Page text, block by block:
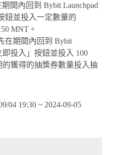
期間內回到 Bybit Launchpad
鈕並投入一定數量的
MNT。
在期間內回到 Bybit
即投入」按鈕並投入 100
獲得的抽獎券數量投入抽
04 19:30 ~ 2024-09-05